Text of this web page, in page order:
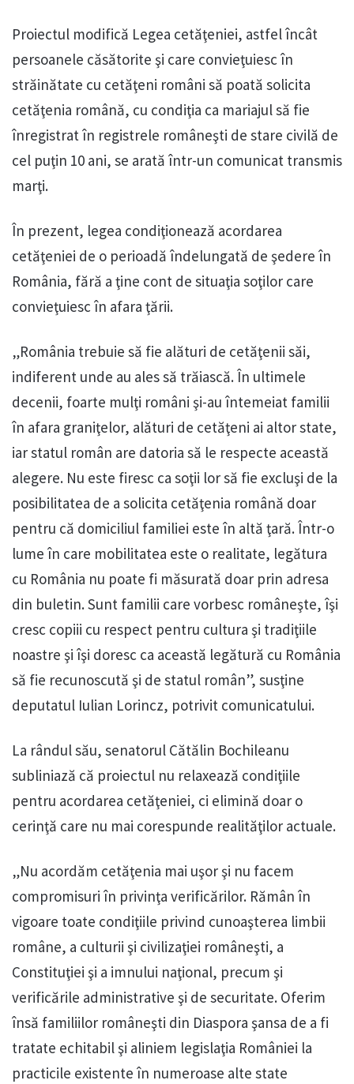
Proiectul modifică Legea cetăţeniei, astfel încât
persoanele căsătorite şi care convieţuiesc în
străinătate cu cetăţeni români să poată solicita
cetăţenia română, cu condiţia ca mariajul să fie
înregistrat în registrele româneşti de stare civilă de
cel puţin 10 ani, se arată într-un comunicat transmis
marţi.
În prezent, legea condiţionează acordarea
cetăţeniei de o perioadă îndelungată de şedere în
România, fără a ţine cont de situaţia soţilor care
convieţuiesc în afara ţării.
„România trebuie să fie alături de cetăţenii săi,
indiferent unde au ales să trăiască. În ultimele
decenii, foarte mulţi români şi-au întemeiat familii
în afara graniţelor, alături de cetăţeni ai altor state,
iar statul român are datoria să le respecte această
alegere. Nu este firesc ca soţii lor să fie excluşi de la
posibilitatea de a solicita cetăţenia română doar
pentru că domiciliul familiei este în altă ţară. Într-o
lume în care mobilitatea este o realitate, legătura
cu România nu poate fi măsurată doar prin adresa
din buletin. Sunt familii care vorbesc româneşte, îşi
cresc copiii cu respect pentru cultura şi tradiţiile
noastre şi îşi doresc ca această legătură cu România
să fie recunoscută şi de statul român”, susţine
deputatul Iulian Lorincz, potrivit comunicatului.
La rândul său, senatorul Cătălin Bochileanu
subliniază că proiectul nu relaxează condiţiile
pentru acordarea cetăţeniei, ci elimină doar o
cerinţă care nu mai corespunde realităţilor actuale.
„Nu acordăm cetăţenia mai uşor şi nu facem
compromisuri în privinţa verificărilor. Rămân în
vigoare toate condiţiile privind cunoaşterea limbii
române, a culturii şi civilizaţiei româneşti, a
Constituţiei şi a imnului naţional, precum şi
verificările administrative şi de securitate. Oferim
însă familiilor româneşti din Diaspora şansa de a fi
tratate echitabil şi aliniem legislaţia României la
practicile existente în numeroase alte state